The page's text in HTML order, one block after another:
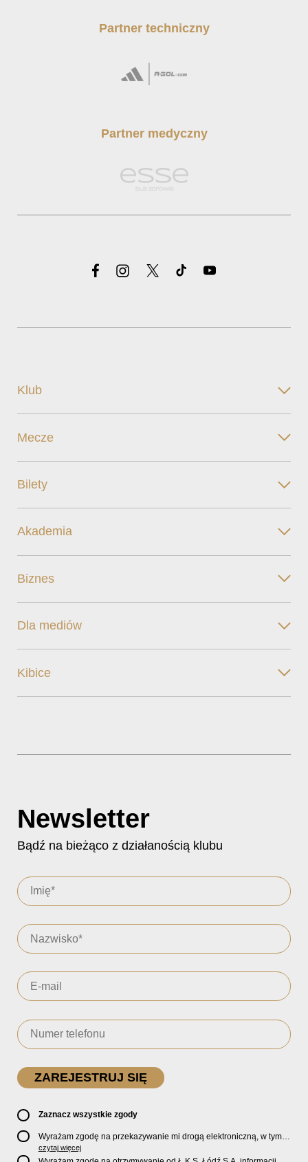
Partner techniczny
Partner medyczny
Klub
Mecze
Bilety
Akademia
Biznes
Dla mediów
Kibice
Newsletter
Bądź na bieżąco z działanością klubu
Zaznacz wszystkie zgody
Wyrażam zgodę na przekazywanie mi drogą elektroniczną, w tym
pocztą e-mail, oficjalnego newslettera oraz informacji o zniżkach,
promocjach, nowościach, biletach, karnetach, ofercie sklepu U2
czytaj więcej